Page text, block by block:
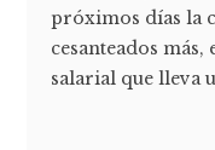
próximos días la
cesanteados
salarial que lleva